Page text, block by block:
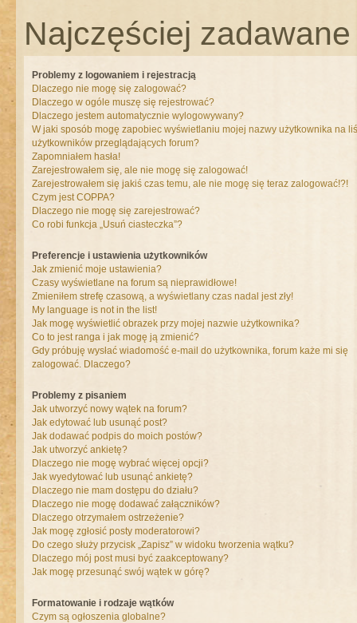
Najczęściej
Problemy z logowaniem i rejestracją
Dlaczego nie mogę się zalogować?
Dlaczego w ogóle muszę się rejestrować?
Dlaczego jestem automatycznie wylogowywany?
W jaki sposób mogę zapobiec wyświetlaniu mojej nazwy użytkownika na
użytkowników przeglądających forum?
Zapomniałem hasła!
Zarejestrowałem się, ale nie mogę się zalogować!
Zarejestrowałem się jakiś czas temu, ale nie mogę się teraz zalogować!?!
Czym jest COPPA?
Dlaczego nie mogę się zarejestrować?
Co robi funkcja „Usuń ciasteczka”?
Preferencje i ustawienia użytkowników
Jak zmienić moje ustawienia?
Czasy wyświetlane na forum są nieprawidłowe!
Zmieniłem strefę czasową, a wyświetlany czas nadal jest zły!
My language is not in the list!
Jak mogę wyświetlić obrazek przy mojej nazwie użytkownika?
Co to jest ranga i jak mogę ją zmienić?
Gdy próbuję wysłać wiadomość e-mail do użytkownika, forum każe mi się
zalogować. Dlaczego?
Problemy z pisaniem
Jak utworzyć nowy wątek na forum?
Jak edytować lub usunąć post?
Jak dodawać podpis do moich postów?
Jak utworzyć ankietę?
Dlaczego nie mogę wybrać więcej opcji?
Jak wyedytować lub usunąć ankietę?
Dlaczego nie mam dostępu do działu?
Dlaczego nie mogę dodawać załączników?
Dlaczego otrzymałem ostrzeżenie?
Jak mogę zgłosić posty moderatorowi?
Do czego służy przycisk „Zapisz” w widoku tworzenia wątku?
Dlaczego mój post musi być zaakceptowany?
Jak mogę przesunąć swój wątek w górę?
Formatowanie i rodzaje wątków
Czym są ogłoszenia globalne?